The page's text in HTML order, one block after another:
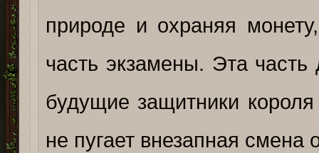
природе и охраняя
часть экзамены. Эта
будущие защитники
не пугает внезапная